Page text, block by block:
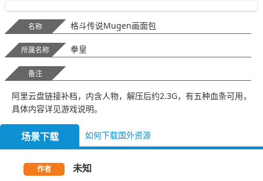
名称 格斗传说Mugen画面包
所属名称 拳皇
备注
阿里云盘链接补档，内含人物，解压后约2.3G，有五种血条可用，
具体内容详见游戏说明。
场景下载 如何下载国外资源
作者 未知